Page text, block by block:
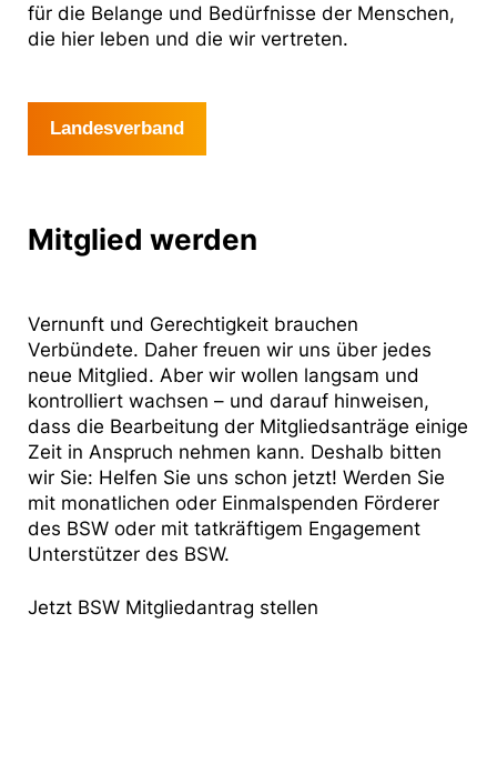
für die Belange und Bedürfnisse der Menschen,
die hier leben und die wir vertreten.
Landesverband
Mitglied werden
Vernunft und Gerechtigkeit brauchen
Verbündete. Daher freuen wir uns über jedes
neue Mitglied. Aber wir wollen langsam und
kontrolliert wachsen – und darauf hinweisen,
dass die Bearbeitung der Mitgliedsanträge einige
Zeit in Anspruch nehmen kann. Deshalb bitten
wir Sie: Helfen Sie uns schon jetzt! Werden Sie
mit monatlichen oder Einmalspenden Förderer
des BSW oder mit tatkräftigem Engagement
Unterstützer des BSW.
Jetzt BSW Mitgliedantrag stellen